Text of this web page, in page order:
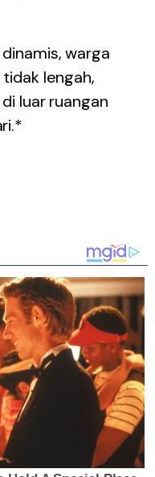
warga
lengah,
luar ruangan